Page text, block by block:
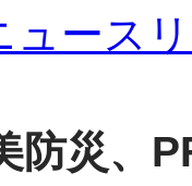
ュース
災、